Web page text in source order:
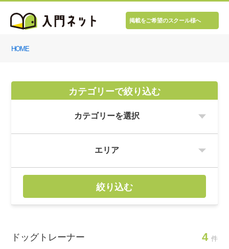
掲載をご希望のスクール様へ
HOME
カテゴリーで絞り込む
絞り込む
ドッグトレーナー 4 件